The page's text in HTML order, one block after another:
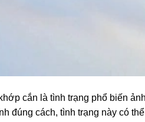
cắn là tình trạng phổ biến
đúng cách, tình trạng này có